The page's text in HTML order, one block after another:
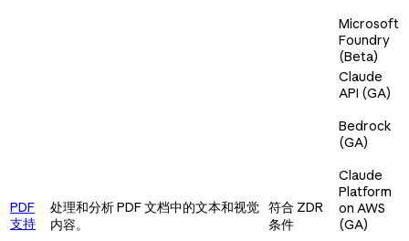
Microsoft
Foundry
(Beta)
PDF
支持
处理和分析 PDF 文档中的文本和视觉
内容。
符合 ZDR
条件
Claude
API (GA)
Bedrock
(GA)
Claude
Platform
on AWS
(GA)